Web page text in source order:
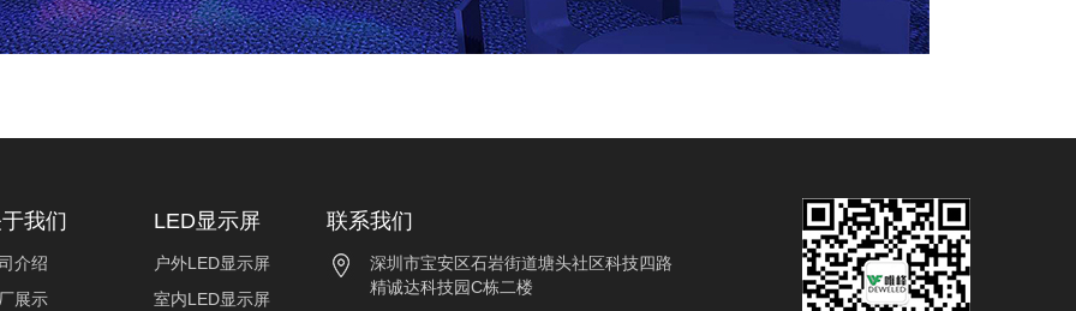
我们
介绍
展示
LED显示屏
户外LED显示屏
室内LED显示屏
联系我们
深圳市宝安区石岩街道塘头社区科技四路
精诚达科技园C栋二楼